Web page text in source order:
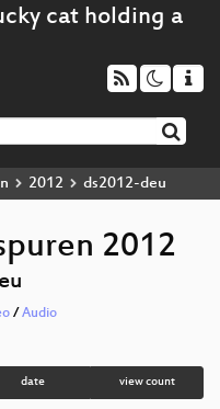
2012 ds2012-deu
2012
/ Audio
date view count